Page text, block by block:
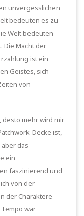
unvergesslichen
bedeuten es zu
Welt bedeuten
Die Macht der
ist ein
Geistes, sich
von
desto mehr wird mir
Decke ist,
das
ein
faszinierend und
von der
der Charaktere
war